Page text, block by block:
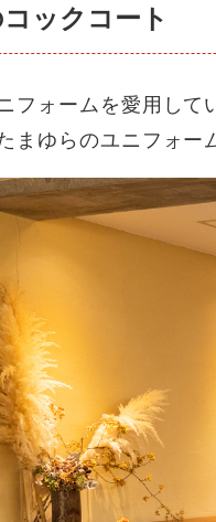
コックコート
フォームを愛用して
まゆらのユニフォー